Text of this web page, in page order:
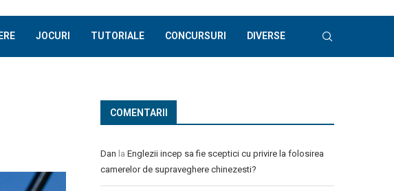
JOCURI TUTORIALE CONCURSURI DIVERSE
COMENTARII
Dan la Englezii incep sa fie sceptici cu privire la folosirea
camerelor de supraveghere chinezesti?